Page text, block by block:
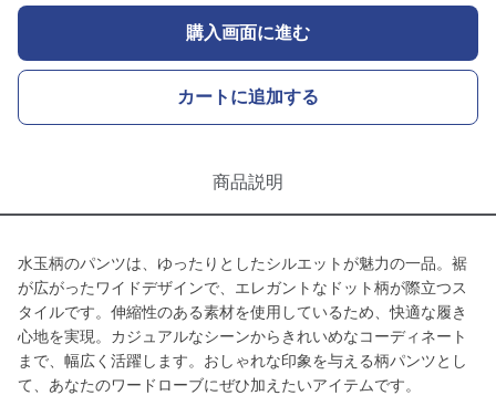
購入画面に進む
カートに追加する
商品説明
水玉柄のパンツは、ゆったりとしたシルエットが魅力の一品。裾
が広がったワイドデザインで、エレガントなドット柄が際立つス
タイルです。伸縮性のある素材を使用しているため、快適な履き
心地を実現。カジュアルなシーンからきれいめなコーディネート
まで、幅広く活躍します。おしゃれな印象を与える柄パンツとし
て、あなたのワードローブにぜひ加えたいアイテムです。